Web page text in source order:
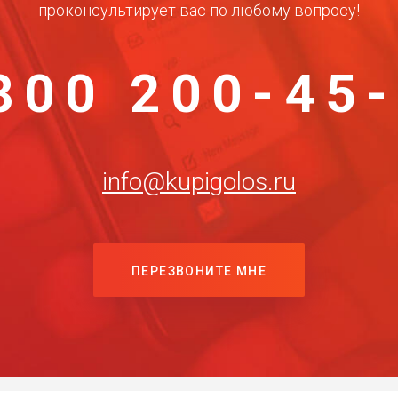
проконсультирует вас по любому вопросу!
200-
info@kupigolos.ru
ПЕРЕЗВОНИТЕ МНЕ